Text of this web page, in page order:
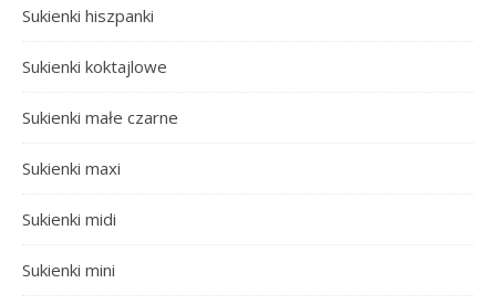
Sukienki hiszpanki
Sukienki koktajlowe
Sukienki małe czarne
Sukienki maxi
Sukienki midi
Sukienki mini